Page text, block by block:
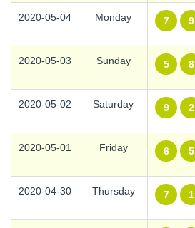
2020-05-04 Monday 7 9
2020-05-03 Sunday 5 8
2020-05-02 Saturday 9 2
2020-05-01 Friday 6 5
2020-04-30 Thursday 7 1